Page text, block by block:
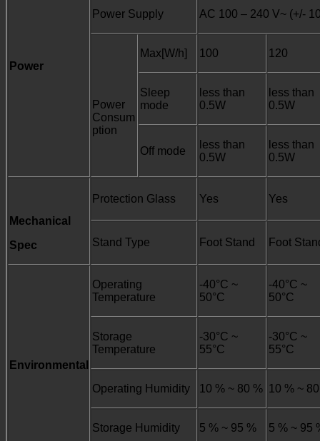
Power
Power Supply AC 100 – 240 V~ (+/-
Power
Consum
ption
Max[W/h] 100 120
Sleep
mode
less than
0.5W
less than
0.5W
Off mode
less than
0.5W
less than
0.5W
Mechanical
Spec
Protection Glass Yes Yes
Stand Type Foot Stand Foot
Environmental
Operating
Temperature
-40°C ~
50°C
-40°C ~
50°C
Storage
Temperature
-30°C ~
55°C
-30°C ~
55°C
Operating Humidity 10 % ~ 80 % 10 % ~
Storage Humidity 5 % ~ 95 % 5 % ~ 95